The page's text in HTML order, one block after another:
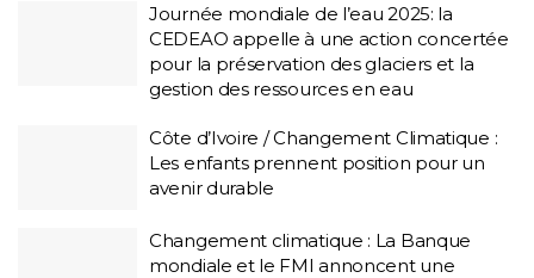
Journée mondiale de l’eau 2025: la
CEDEAO appelle à une action concertée
pour la préservation des glaciers et la
gestion des ressources en eau
Côte d’Ivoire / Changement Climatique :
Les enfants prennent position pour un
avenir durable
Changement climatique : La Banque
mondiale et le FMI annoncent une